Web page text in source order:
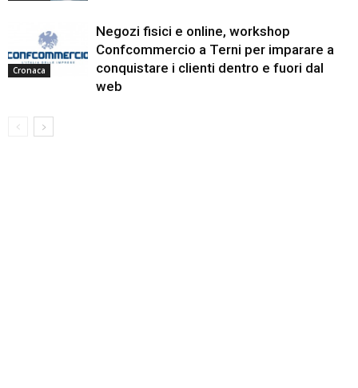
Cronaca
Negozi fisici e online, workshop
Confcommercio a Terni per imparare a
conquistare i clienti dentro e fuori dal
web